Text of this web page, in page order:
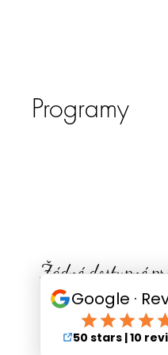
Programy
Žádné dostupné